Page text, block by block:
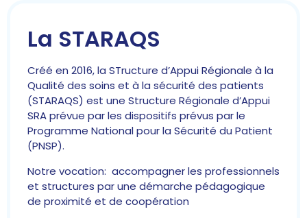
La STARAQS
Créé en 2016, la STructure d’Appui Régionale à la
Qualité des soins et à la sécurité des patients
(STARAQS) est une Structure Régionale d’Appui
SRA prévue par les dispositifs prévus par le
Programme National pour la Sécurité du Patient
(PNSP).
Notre vocation: accompagner les professionnels
et structures par une démarche pédagogique
de proximité et de coopération